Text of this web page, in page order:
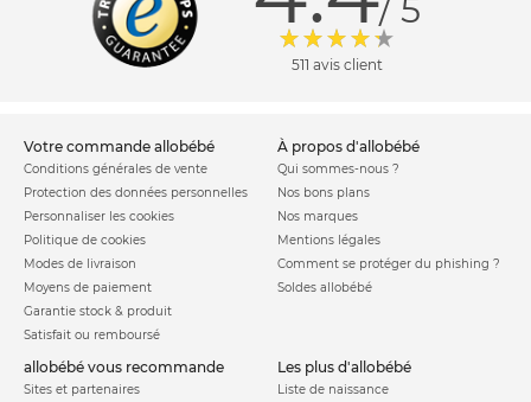
/ 5
511 avis client
votre commande allobébé
Conditions générales de vente
Protection des données personnelles
Personnaliser les cookies
Politique de cookies
Modes de livraison
Moyens de paiement
Garantie stock & produit
Satisfait ou remboursé
à propos d'allobébé
Qui sommes-nous ?
Nos bons plans
Nos marques
Mentions légales
Comment se protéger du phishing ?
Soldes allobébé
allobébé vous recommande
Sites et partenaires
les plus d'allobébé
Liste de naissance